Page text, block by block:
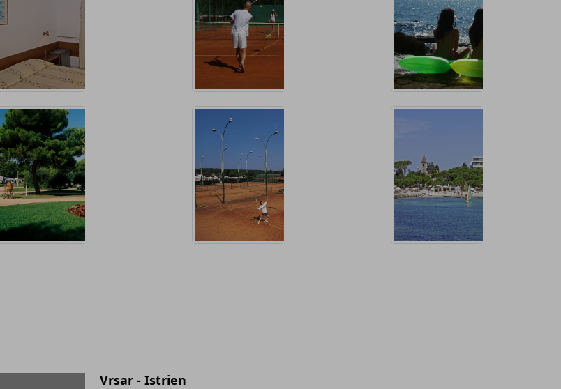
Vrsar - Istrien